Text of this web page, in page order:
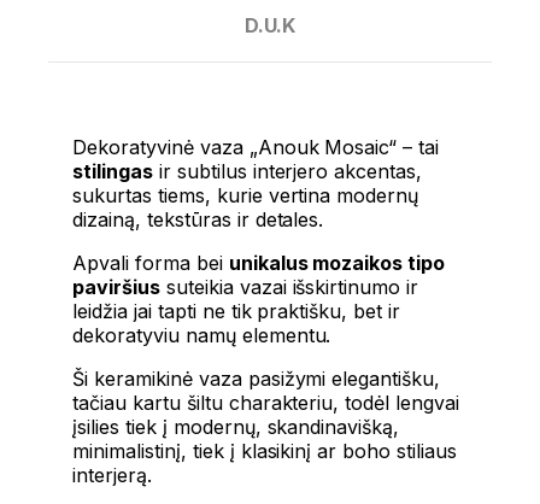
D.U.K
Dekoratyvinė vaza „Anouk Mosaic“ – tai
stilingasir subtilus interjero akcentas,
sukurtas tiems, kurie vertina modernų
dizainą, tekstūras ir detales.
Apvali forma bei unikalus mozaikos tipo
paviršiussuteikia vazai išskirtinumo ir
leidžia jai tapti ne tik praktišku, bet ir
dekoratyviu namų elementu.
Ši keramikinė vaza pasižymi elegantišku,
tačiau kartu šiltu charakteriu, todėl lengvai
įsilies tiek į modernų, skandinavišką,
minimalistinį, tiek į klasikinį ar boho stiliaus
interjerą.